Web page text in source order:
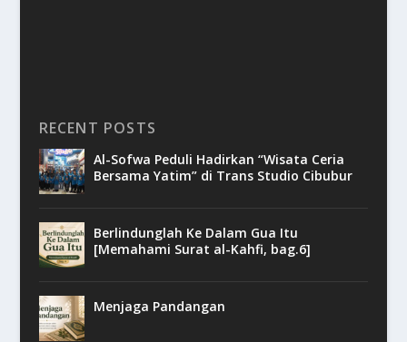
RECENT POSTS
Al-Sofwa Peduli Hadirkan “Wisata Ceria
Bersama Yatim” di Trans Studio Cibubur
Berlindunglah Ke Dalam Gua Itu
[Memahami Surat al-Kahfi, bag.6]
Menjaga Pandangan